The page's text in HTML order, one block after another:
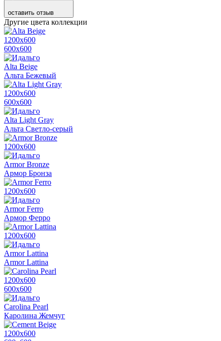
оставить отзыв
Другие цвета коллекции
1200х600
600х600
Alta Beige
Альта Бежевый
1200х600
600х600
Alta Light Gray
Альта Светло-серый
1200х600
Armor Bronze
Армор Бронза
1200х600
Armor Ferro
Армор Ферро
1200х600
Armor Lattina
Armor Lattina
1200х600
600х600
Carolina Pearl
Каролина Жемчуг
1200х600